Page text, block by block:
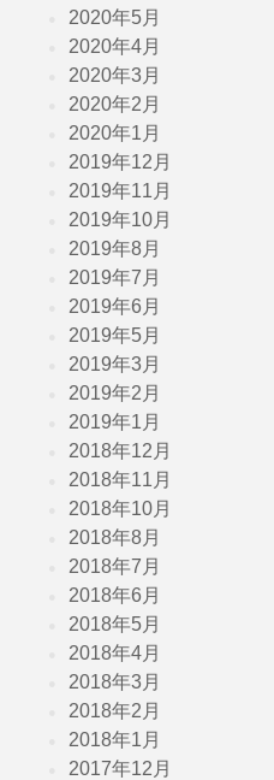
2020年5月
2020年4月
2020年3月
2020年2月
2020年1月
2019年12月
2019年11月
2019年10月
2019年8月
2019年7月
2019年6月
2019年5月
2019年3月
2019年2月
2019年1月
2018年12月
2018年11月
2018年10月
2018年8月
2018年7月
2018年6月
2018年5月
2018年4月
2018年3月
2018年2月
2018年1月
2017年12月